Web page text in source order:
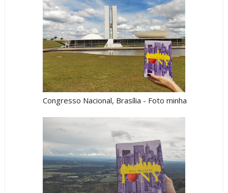
Congresso Nacional, Brasília - Foto minha